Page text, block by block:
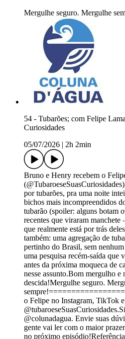
Mergulhe seguro. Mergulhe
54 - Tubarões; com Felipe
Curiosidades
05/07/2026
2h 2min
Bruno e Henry recebem o
por tubarões, pra uma noite
bichos mais incompreendidos
tubarão (spoiler: alguns botam
recentes que viraram
que realmente está por trás
também: uma agregação de
pertinho do Brasil, sem
uma pesquisa recém-saída que
antes da próxima moqueca de
nesse assunto.Bom mergulho e
descida!Mergulhe seguro.
o Felipe no Instagram, TikTok
@colunadagua. Envie suas
gente vai ler com o maior
no próximo